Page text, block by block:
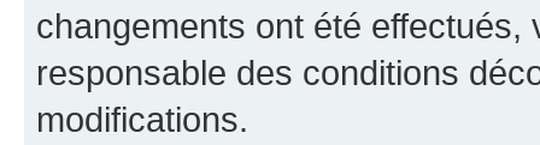
changements ont été effectués,
responsable des conditions
modifications.